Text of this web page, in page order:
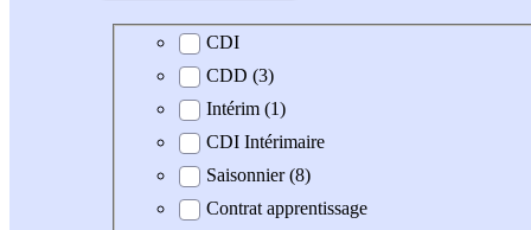
Type de contrat
CDI
CDD (3)
Intérim (1)
CDI Intérimaire
Saisonnier (8)
Contrat apprentissage